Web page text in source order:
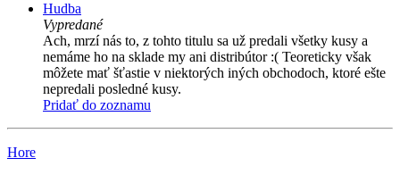
Hudba
Vypredané
Ach, mrzí nás to, z tohto titulu sa už predali všetky kusy a
nemáme ho na sklade my ani distribútor :( Teoreticky však
môžete mať šťastie v niektorých iných obchodoch, ktoré ešte
nepredali posledné kusy.
Pridať do zoznamu
Hore